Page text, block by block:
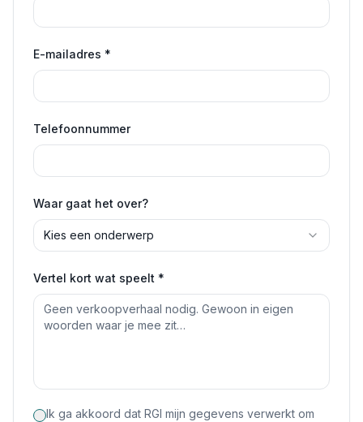
E-mailadres *
Telefoonnummer
Waar gaat het over?
Kies een onderwerp
Vertel kort wat speelt *
Ik ga akkoord dat RGI mijn gegevens verwerkt om